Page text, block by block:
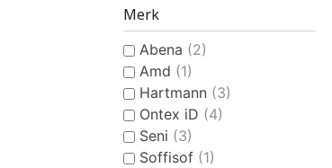
VROUWEN
CONTINENTIEHULP
Merk
Abena (2)
Amd (1)
Hartmann (3)
Ontex iD (4)
Seni (3)
Soffisof (1)